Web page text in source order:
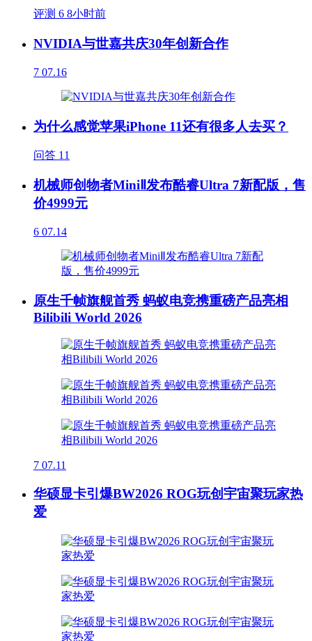
评测 6 8小时前
NVIDIA与世嘉共庆30年创新合作
7 07.16
为什么感觉苹果iPhone 11还有很多人去买？
问答 11
机械师创物者MiniⅡ发布酷睿Ultra 7新配版，售
价4999元
6 07.14
原生千帧旗舰首秀 蚂蚁电竞携重磅产品亮相
Bilibili World 2026
7 07.11
华硕显卡引爆BW2026 ROG玩创宇宙聚玩家热
爱